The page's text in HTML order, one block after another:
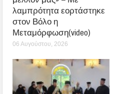
λαμπρότητα εορτάστηκε
στον Βόλο η
Μεταμόρφωση(video)
06 Αυγούστου, 2026